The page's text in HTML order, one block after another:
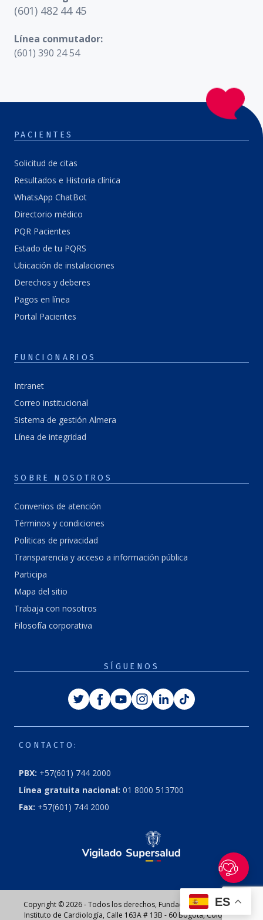
(601) 482 44 45
Línea conmutador:
(601) 390 24 54
PACIENTES
Solicitud de citas
Resultados e Historia clínica
WhatsApp ChatBot
Directorio médico
PQR Pacientes
Estado de tu PQRS
Ubicación de instalaciones
Derechos y deberes
Pagos en línea
Portal Pacientes
FUNCIONARIOS
Intranet
Correo institucional
Sistema de gestión Almera
Línea de integridad
SOBRE NOSOTROS
Convenios de atención
Términos y condiciones
Politicas de privacidad
Transparencia y acceso a información pública
Participa
Mapa del sitio
Trabaja con nosotros
Filosofía corporativa
SÍGUENOS
TwitterFacebook
YoutubeInstagram
LinkedinTiktok
CONTACTO:
PBX: +57(601) 744 2000
Línea gratuita nacional: 01 8000 513700
Fax: +57(601) 744 2000
Copyright © 2026 - Todos los derechos, Fundación Cardioinfantil
Instituto de Cardiología, Calle 163A # 13B - 60 Bogotá, Colombia
ES